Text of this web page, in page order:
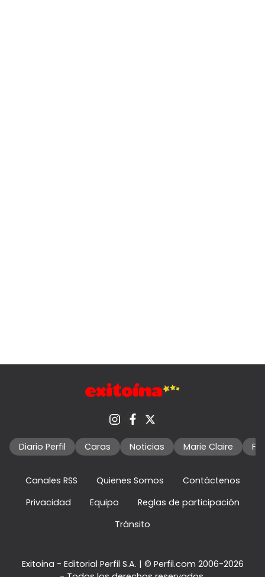
Diario Perfil Caras Noticias Marie Claire
Canales RSS Quienes Somos
Contáctenos
Privacidad
Equipo
Reglas de participación
Tránsito
Exitoina - Editorial Perfil S.A. | © Perfil.com 2006-2026